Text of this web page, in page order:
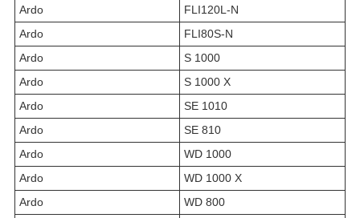
Ardo
FLI120L-N
Ardo
FLI80S-N
Ardo
S 1000
Ardo
S 1000 X
Ardo
SE 1010
Ardo
SE 810
Ardo
WD 1000
Ardo
WD 1000 X
Ardo
WD 800